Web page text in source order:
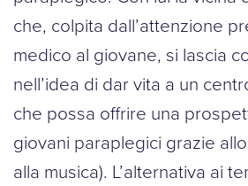
che, colpita dall’attenzione
medico al giovane, si lascia
nell’idea di dar vita a un
che possa offrire una
giovani paraplegici grazie
alla musica). L’alternativa ai